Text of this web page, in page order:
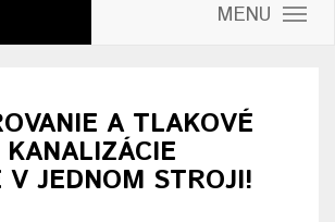
MENU
A TLAKOVÉ
V JEDNOM STROJI!